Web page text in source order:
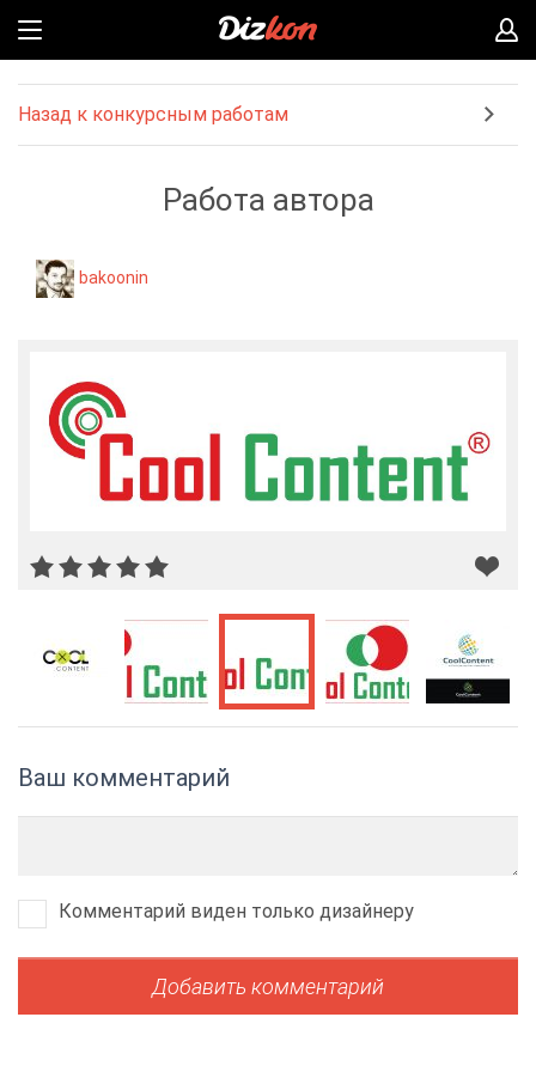
Назад к конкурсным работам
Работа автора
bakoonin
Ваш комментарий
Комментарий виден только дизайнеру